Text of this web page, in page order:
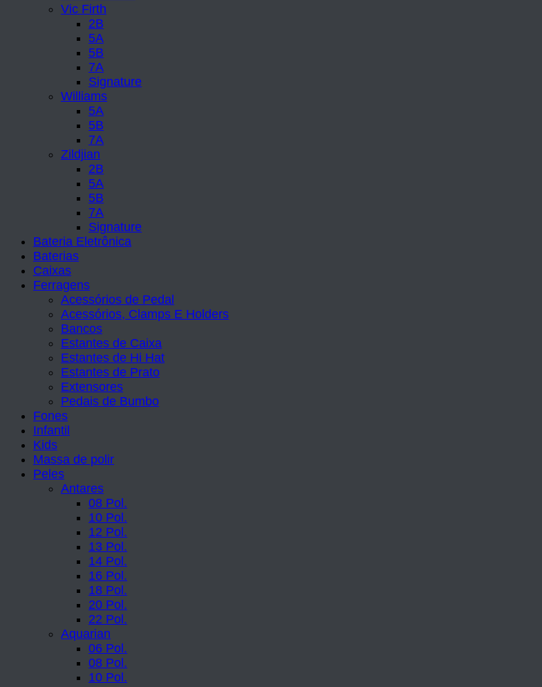
Vic Firth
2B
5A
5B
7A
Signature
Williams
5A
5B
7A
Zildjian
2B
5A
5B
7A
Signature
Bateria Eletrônica
Baterias
Caixas
Ferragens
Acessórios de Pedal
Acessórios, Clamps E Holders
Bancos
Estantes de Caixa
Estantes de Hi Hat
Estantes de Prato
Extensores
Pedais de Bumbo
Fones
Infantil
Kids
Massa de polir
Peles
Antares
08 Pol.
10 Pol.
12 Pol.
13 Pol.
14 Pol.
16 Pol.
18 Pol.
20 Pol.
22 Pol.
Aquarian
06 Pol.
08 Pol.
10 Pol.